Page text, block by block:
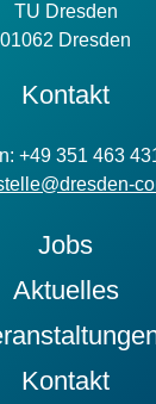
TU Dresden
01062 Dresden
Kontakt
+49 351 463
Jobs
Aktuelles
Kontakt